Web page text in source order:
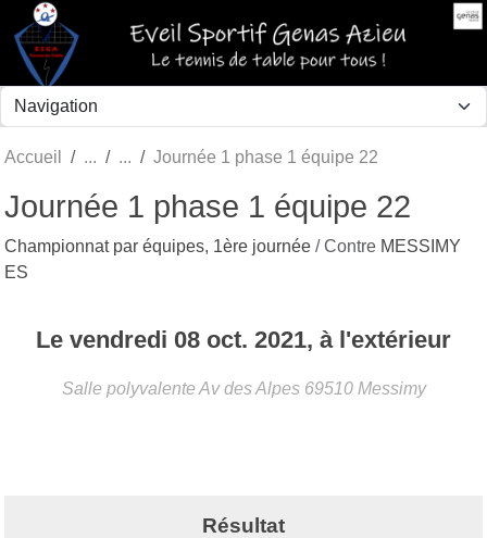
Accueil Journée 1 phase 1 équipe 22
Journée 1 phase 1 équipe 22
Championnat par équipes, 1ère journée / Contre MESSIMY
ES
Le vendredi 08 oct. 2021, à l'extérieur
Salle polyvalente Av des Alpes 69510 Messimy
Résultat
Panneau de gestion des cookies